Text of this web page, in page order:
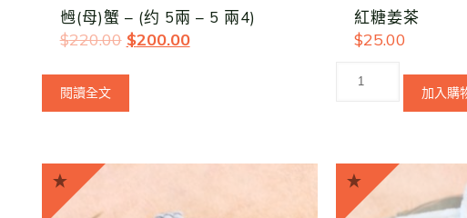
乸(母)蟹 – (约 5兩 – 5 兩4)
$220.00 $200.00
閱讀全文
紅糖姜茶
$25.00
加入購